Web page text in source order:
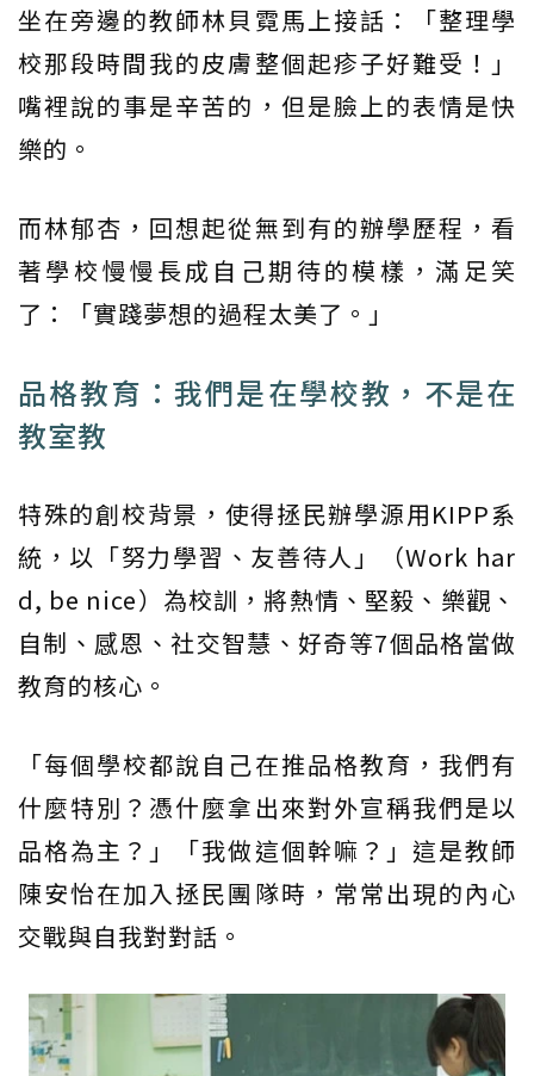
坐在旁邊的教師林貝霓馬上接話：「整理學
校那段時間我的皮膚整個起疹子好難受！」
嘴裡說的事是辛苦的，但是臉上的表情是快
樂的。
而林郁杏，回想起從無到有的辦學歷程，看
著學校慢慢長成自己期待的模樣，滿足笑
了：「實踐夢想的過程太美了。」
品格教育：我們是在學校教，不是在
教室教
特殊的創校背景，使得拯民辦學源用KIPP系
統，以「努力學習、友善待人」（Work har
d, be nice）為校訓，將熱情、堅毅、樂觀、
自制、感恩、社交智慧、好奇等7個品格當做
教育的核心。
「每個學校都說自己在推品格教育，我們有
什麼特別？憑什麼拿出來對外宣稱我們是以
品格為主？」「我做這個幹嘛？」這是教師
陳安怡在加入拯民團隊時，常常出現的內心
交戰與自我對對話。